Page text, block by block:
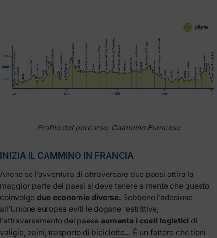
Profilo del percorso, Cammino Francese
INIZIA IL CAMMINO IN FRANCIA
Anche se l’avventura di attraversare due paesi attira la
maggior parte dei paesi si deve tenere a mente che questo
coinvolge due economie diverse. Sebbene l’adesione
all’Unione europea eviti le dogane restrittive,
l’attraversamento del paese aumenta i costi logistici di
valigie, zaini, trasporto di biciclette… É un fattore che tieni